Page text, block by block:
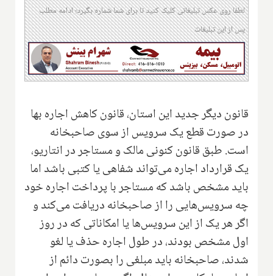
لطفا روی عکس تبلیغاتی کلیک کنید تا برای شما شماره بگیرد؛ ادامه مطلب
پس از این تبلیغات
قانون دیگر جدید این استان، قانون کاهش اجاره بها
در صورت قطع یک سرویس از سوی صاحبخانه
است. طبق قانون کنونی مالک و مستاجر در انتاریو،
یک قرارداد اجاره می‌تواند شفاهی یا کتبی باشد اما
باید مشخص باشد که مستاجر با پرداخت اجاره خود
چه سرویس‌هایی را از صاحبخانه دریافت می‌کند و
اگر هر یک از این سرویس‌ها یا امکاناتی که در روز
اول مشخص بودند، در طول اجاره حذف یا لغو
شدند، صاحبخانه باید مبلغی را بصورت دائم از